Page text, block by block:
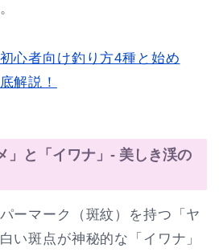
心者向け釣り方4種と始め
解説！
」と「イワナ」- 美しき渓の
ーマーク（斑紋）を持つ「ヤ
い斑点が神秘的な「イワナ」